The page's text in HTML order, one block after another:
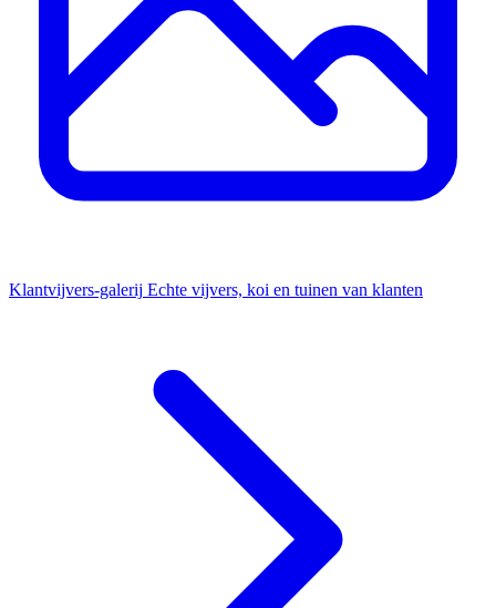
Klantvijvers-galerij Echte vijvers, koi en tuinen van klanten